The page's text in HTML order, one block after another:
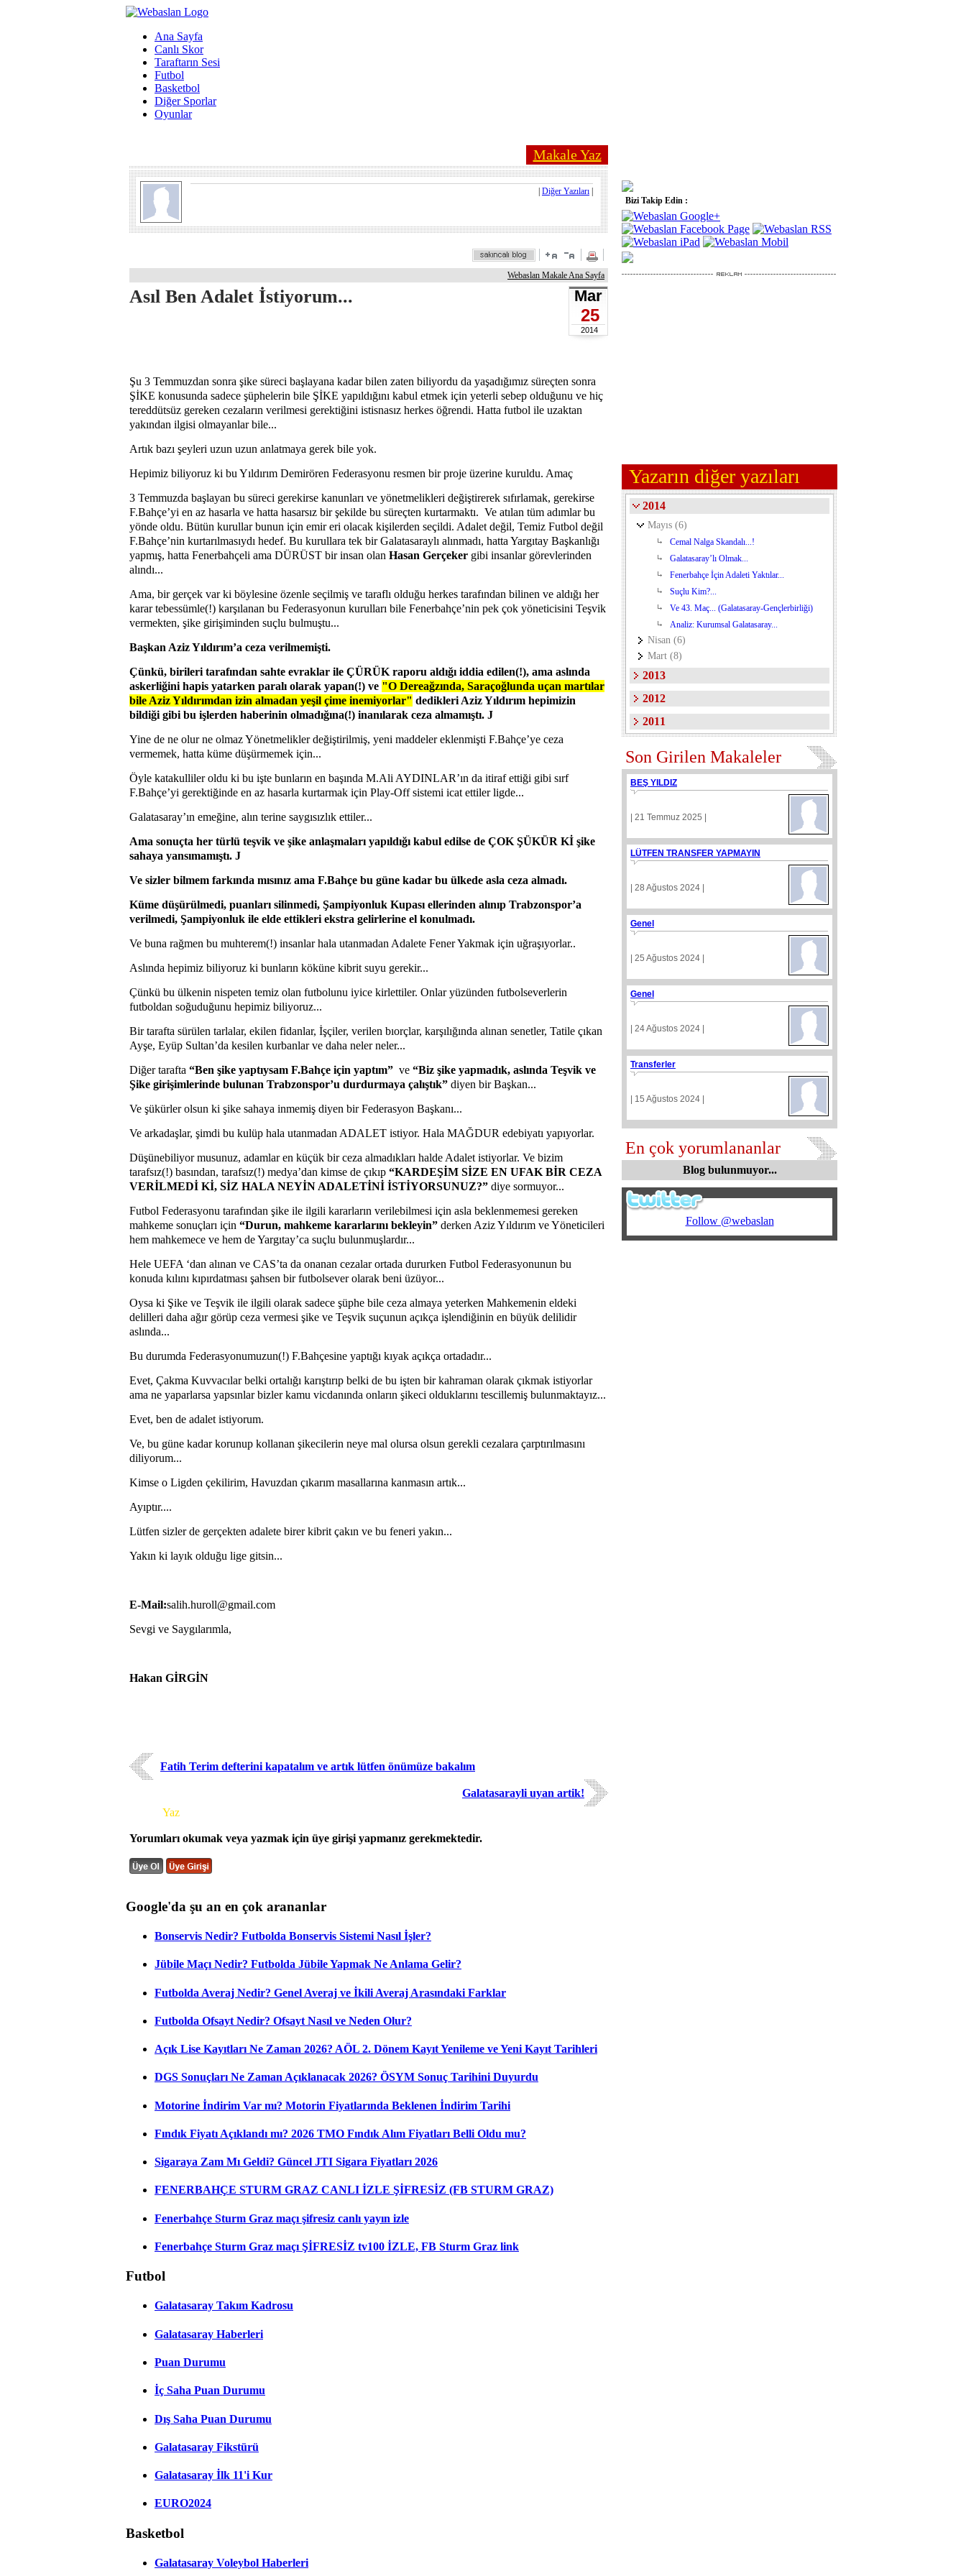
Ana Sayfa
Canlı Skor
Taraftarın Sesi
Futbol
Basketbol
Diğer Sporlar
Oyunlar
Makale Yaz
Diğer Yazıları
Webaslan Makale Ana Sayfa
Asıl Ben Adalet İstiyorum... Mar
25
2014
Şu 3 Temmuzdan sonra şike süreci başlayana kadar bilen zaten biliyordu da yaşadığımız süreçten sonra
ŞİKE konusunda sadece şüphelerin bile ŞİKE yapıldığını kabul etmek için yeterli sebep olduğunu ve hiç
tereddütsüz gereken cezaların verilmesi gerektiğini istisnasız herkes öğrendi. Hatta futbol ile uzaktan
yakından ilgisi olmayanlar bile...
Artık bazı şeyleri uzun uzun anlatmaya gerek bile yok.
Hepimiz biliyoruz ki bu Yıldırım Demirören Federasyonu resmen bir proje üzerine kuruldu. Amaç
3 Temmuzda başlayan bu süreci gerekirse kanunları ve yönetmelikleri değiştirerek sıfırlamak, gerekirse
F.Bahçe’yi en az hasarla ve hatta hasarsız bir şekilde bu süreçten kurtarmaktı. Ve atılan tüm adımlar bu
yönde oldu. Bütün kurullar bunun için emir eri olacak kişilerden seçildi. Adalet değil, Temiz Futbol değil
F.Bahçe’nin kurtarılmasıydı hedef. Bu kurullara tek bir Galatasaraylı alınmadı, hatta Yargıtay Başkanlığı
yapmış, hatta Fenerbahçeli ama DÜRÜST bir insan olan Hasan Gerçeker gibi insanlar görevlerinden
alındı...
Ama, bir gerçek var ki böylesine özenle seçilmiş ve taraflı olduğu herkes tarafından bilinen ve aldığı her
karar tebessümle(!) karşılanan bu Federasyonun kurulları bile Fenerbahçe’nin pek çok yöneticisini Teşvik
vermekten, şike girişiminden suçlu bulmuştu...
Başkan Aziz Yıldırım’a ceza verilmemişti.
Çünkü, birileri tarafından sahte evraklar ile ÇÜRÜK raporu aldığı iddia edilen(!), ama aslında
askerliğini hapis yatarken paralı olarak yapan(!) ve "O Dereağzında, Saraçoğlunda uçan martılar
bile Aziz Yıldırımdan izin almadan yeşil çime inemiyorlar" dedikleri Aziz Yıldırım hepimizin
bildiği gibi bu işlerden haberinin olmadığına(!) inanılarak ceza almamıştı. J
Yine de ne olur ne olmaz Yönetmelikler değiştirilmiş, yeni maddeler eklenmişti F.Bahçe’ye ceza
vermemek, hatta küme düşürmemek için...
Öyle katakulliler oldu ki bu işte bunların en başında M.Ali AYDINLAR’ın da itiraf ettiği gibi sırf
F.Bahçe’yi gerektiğinde en az hasarla kurtarmak için Play-Off sistemi icat ettiler ligde...
Galatasaray’ın emeğine, alın terine saygısızlık ettiler...
Ama sonuçta her türlü teşvik ve şike anlaşmaları yapıldığı kabul edilse de ÇOK ŞÜKÜR Kİ şike
sahaya yansımamıştı. J
Ve sizler bilmem farkında mısınız ama F.Bahçe bu güne kadar bu ülkede asla ceza almadı.
Küme düşürülmedi, puanları silinmedi, Şampiyonluk Kupası ellerinden alınıp Trabzonspor’a
verilmedi, Şampiyonluk ile elde ettikleri ekstra gelirlerine el konulmadı.
Ve buna rağmen bu muhterem(!) insanlar hala utanmadan Adalete Fener Yakmak için uğraşıyorlar..
Aslında hepimiz biliyoruz ki bunların köküne kibrit suyu gerekir...
Çünkü bu ülkenin nispeten temiz olan futbolunu iyice kirlettiler. Onlar yüzünden futbolseverlerin
futboldan soğuduğunu hepimiz biliyoruz...
Bir tarafta sürülen tarlalar, ekilen fidanlar, İşçiler, verilen bıorçlar, karşılığında alınan senetler, Tatile çıkan
Ayşe, Eyüp Sultan’da kesilen kurbanlar ve daha neler neler...
Diğer tarafta “Ben şike yaptıysam F.Bahçe için yaptım” ve “Biz şike yapmadık, aslında Teşvik ve
Şike girişimlerinde bulunan Trabzonspor’u durdurmaya çalıştık” diyen bir Başkan...
Ve şükürler olsun ki şike sahaya inmemiş diyen bir Federasyon Başkanı...
Ve arkadaşlar, şimdi bu kulüp hala utanmadan ADALET istiyor. Hala MAĞDUR edebiyatı yapıyorlar.
Düşünebiliyor musunuz, adamlar en küçük bir ceza almadıkları halde Adalet istiyorlar. Ve bizim
tarafsız(!) basından, tarafsız(!) medya’dan kimse de çıkıp “KARDEŞİM SİZE EN UFAK BİR CEZA
VERİLMEDİ Kİ, SİZ HALA NEYİN ADALETİNİ İSTİYORSUNUZ?” diye sormuyor...
Futbol Federasyonu tarafından şike ile ilgili kararların verilebilmesi için asla beklenmemesi gereken
mahkeme sonuçları için “Durun, mahkeme kararlarını bekleyin” derken Aziz Yıldırım ve Yöneticileri
hem mahkemece ve hem de Yargıtay’ca suçlu bulunmuşlardır...
Hele UEFA ‘dan alınan ve CAS’ta da onanan cezalar ortada dururken Futbol Federasyonunun bu
konuda kılını kıpırdatması şahsen bir futbolsever olarak beni üzüyor...
Oysa ki Şike ve Teşvik ile ilgili olarak sadece şüphe bile ceza almaya yeterken Mahkemenin eldeki
delilleri daha ağır görüp ceza vermesi şike ve Teşvik suçunun açıkça işlendiğinin en büyük delilidir
aslında...
Bu durumda Federasyonumuzun(!) F.Bahçesine yaptığı kıyak açıkça ortadadır...
Evet, Çakma Kuvvacılar belki ortalığı karıştırıp belki de bu işten bir kahraman olarak çıkmak istiyorlar
ama ne yaparlarsa yapsınlar bizler kamu vicdanında onların şikeci olduklarını tescillemiş bulunmaktayız...
Evet, ben de adalet istiyorum.
Ve, bu güne kadar korunup kollanan şikecilerin neye mal olursa olsun gerekli cezalara çarptırılmasını
diliyorum...
Kimse o Ligden çekilirim, Havuzdan çıkarım masallarına kanmasın artık...
Ayıptır....
Lütfen sizler de gerçekten adalete birer kibrit çakın ve bu feneri yakın...
Yakın ki layık olduğu lige gitsin...
E-Mail:salih.huroll@gmail.com
Sevgi ve Saygılarımla,
Hakan GİRGİN
Fatih Terim defterini kapatalım ve artık lütfen önümüze bakalım
Galatasarayli uyan artik!
Yaz
Yorumları okumak veya yazmak için üye girişi yapmanız gerekmektedir.
Bizi Takip Edin :
Yazarın diğer yazıları
2014
Mayıs (6)
Cemal Nalga Skandalı...!
Galatasaray’lı Olmak...
Fenerbahçe İçin Adaleti Yaktılar...
Suçlu Kim?...
Ve 43. Maç... (Galatasaray-Gençlerbirliği)
Analiz: Kurumsal Galatasaray...
Nisan (6)
Mart (8)
2013
2012
2011
Son Girilen Makaleler
BEŞ YILDIZ
| 21 Temmuz 2025 |
LÜTFEN TRANSFER YAPMAYIN
| 28 Ağustos 2024 |
Genel
| 25 Ağustos 2024 |
Genel
| 24 Ağustos 2024 |
Transferler
| 15 Ağustos 2024 |
En çok yorumlananlar
Blog bulunmuyor...
Follow @webaslan
Google'da şu an en çok arananlar
Bonservis Nedir? Futbolda Bonservis Sistemi Nasıl İşler?
Jübile Maçı Nedir? Futbolda Jübile Yapmak Ne Anlama Gelir?
Futbolda Averaj Nedir? Genel Averaj ve İkili Averaj Arasındaki Farklar
Futbolda Ofsayt Nedir? Ofsayt Nasıl ve Neden Olur?
Açık Lise Kayıtları Ne Zaman 2026? AÖL 2. Dönem Kayıt Yenileme ve Yeni Kayıt Tarihleri
DGS Sonuçları Ne Zaman Açıklanacak 2026? ÖSYM Sonuç Tarihini Duyurdu
Motorine İndirim Var mı? Motorin Fiyatlarında Beklenen İndirim Tarihi
Fındık Fiyatı Açıklandı mı? 2026 TMO Fındık Alım Fiyatları Belli Oldu mu?
Sigaraya Zam Mı Geldi? Güncel JTI Sigara Fiyatları 2026
FENERBAHÇE STURM GRAZ CANLI İZLE ŞİFRESİZ (FB STURM GRAZ)
Fenerbahçe Sturm Graz maçı şifresiz canlı yayın izle
Fenerbahçe Sturm Graz maçı ŞİFRESİZ tv100 İZLE, FB Sturm Graz link
Futbol
Galatasaray Takım Kadrosu
Galatasaray Haberleri
Puan Durumu
İç Saha Puan Durumu
Dış Saha Puan Durumu
Galatasaray Fikstürü
Galatasaray İlk 11'i Kur
EURO2024
Basketbol
Galatasaray Voleybol Haberleri